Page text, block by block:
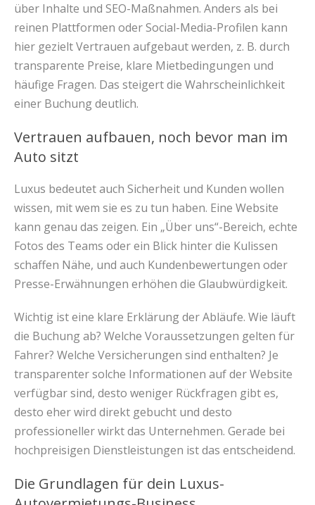
über Inhalte und SEO-Maßnahmen. Anders als bei
reinen Plattformen oder Social-Media-Profilen kann
hier gezielt Vertrauen aufgebaut werden, z. B. durch
transparente Preise, klare Mietbedingungen und
häufige Fragen. Das steigert die Wahrscheinlichkeit
einer Buchung deutlich.
Vertrauen aufbauen, noch bevor man im
Auto sitzt
Luxus bedeutet auch Sicherheit und Kunden wollen
wissen, mit wem sie es zu tun haben. Eine Website
kann genau das zeigen. Ein „Über uns“-Bereich, echte
Fotos des Teams oder ein Blick hinter die Kulissen
schaffen Nähe, und auch Kundenbewertungen oder
Presse-Erwähnungen erhöhen die Glaubwürdigkeit.
Wichtig ist eine klare Erklärung der Abläufe. Wie läuft
die Buchung ab? Welche Voraussetzungen gelten für
Fahrer? Welche Versicherungen sind enthalten? Je
transparenter solche Informationen auf der Website
verfügbar sind, desto weniger Rückfragen gibt es,
desto eher wird direkt gebucht und desto
professioneller wirkt das Unternehmen. Gerade bei
hochpreisigen Dienstleistungen ist das entscheidend.
Die Grundlagen für dein Luxus-